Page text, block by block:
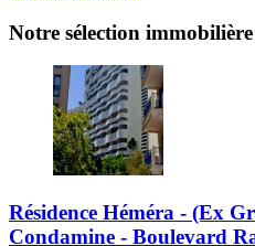
Notre sélection immobilière
Résidence Héméra - (Ex
Condamine - Boulevard